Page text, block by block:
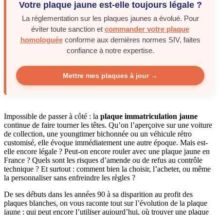
Votre plaque jaune est-elle toujours légale ?
La réglementation sur les plaques jaunes a évolué. Pour
éviter toute sanction et commander votre plaque
homologuéeconforme aux dernières normes SIV, faites
confiance à notre expertise.
Mettre mes plaques à jour →
Impossible de passer à côté : la plaque immatriculation jaune
continue de faire tourner les têtes. Qu’on l’aperçoive sur une voiture
de collection, une youngtimer bichonnée ou un véhicule rétro
customisé, elle évoque immédiatement une autre époque. Mais est-
elle encore légale ? Peut-on encore rouler avec une plaque jaune en
France ? Quels sont les risques d’amende ou de refus au contrôle
technique ? Et surtout : comment bien la choisir, l’acheter, ou même
la personnaliser sans enfreindre les règles ?
De ses débuts dans les années 90 à sa disparition au profit des
plaques blanches, on vous raconte tout sur l’évolution de la plaque
jaune : qui peut encore l’utiliser aujourd’hui, où trouver une plaque